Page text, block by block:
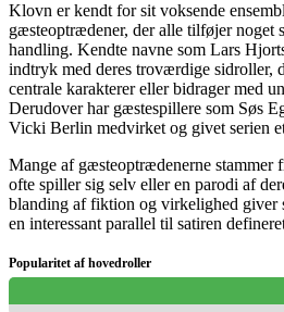
Klovn er kendt for sit voksende
gæsteoptrædener, der alle tilføjer noget
handling. Kendte navne som Lars
indtryk med deres troværdige sidroller,
centrale karakterer eller bidrager med
Derudover har gæstespillere som Søs
Vicki Berlin medvirket og givet serien
Mange af gæsteoptrædenerne stammer
ofte spiller sig selv eller en parodi af
blanding af fiktion og virkelighed giver
en interessant parallel til satiren
Popularitet af hovedroller